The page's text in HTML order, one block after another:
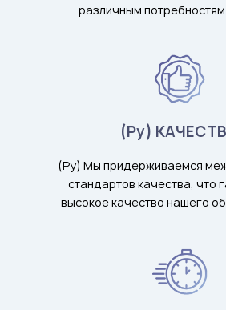
различным потребностям
(Ру)
(Ру) Мы придерживаемся
стандартов качества, что
высокое качество нашего